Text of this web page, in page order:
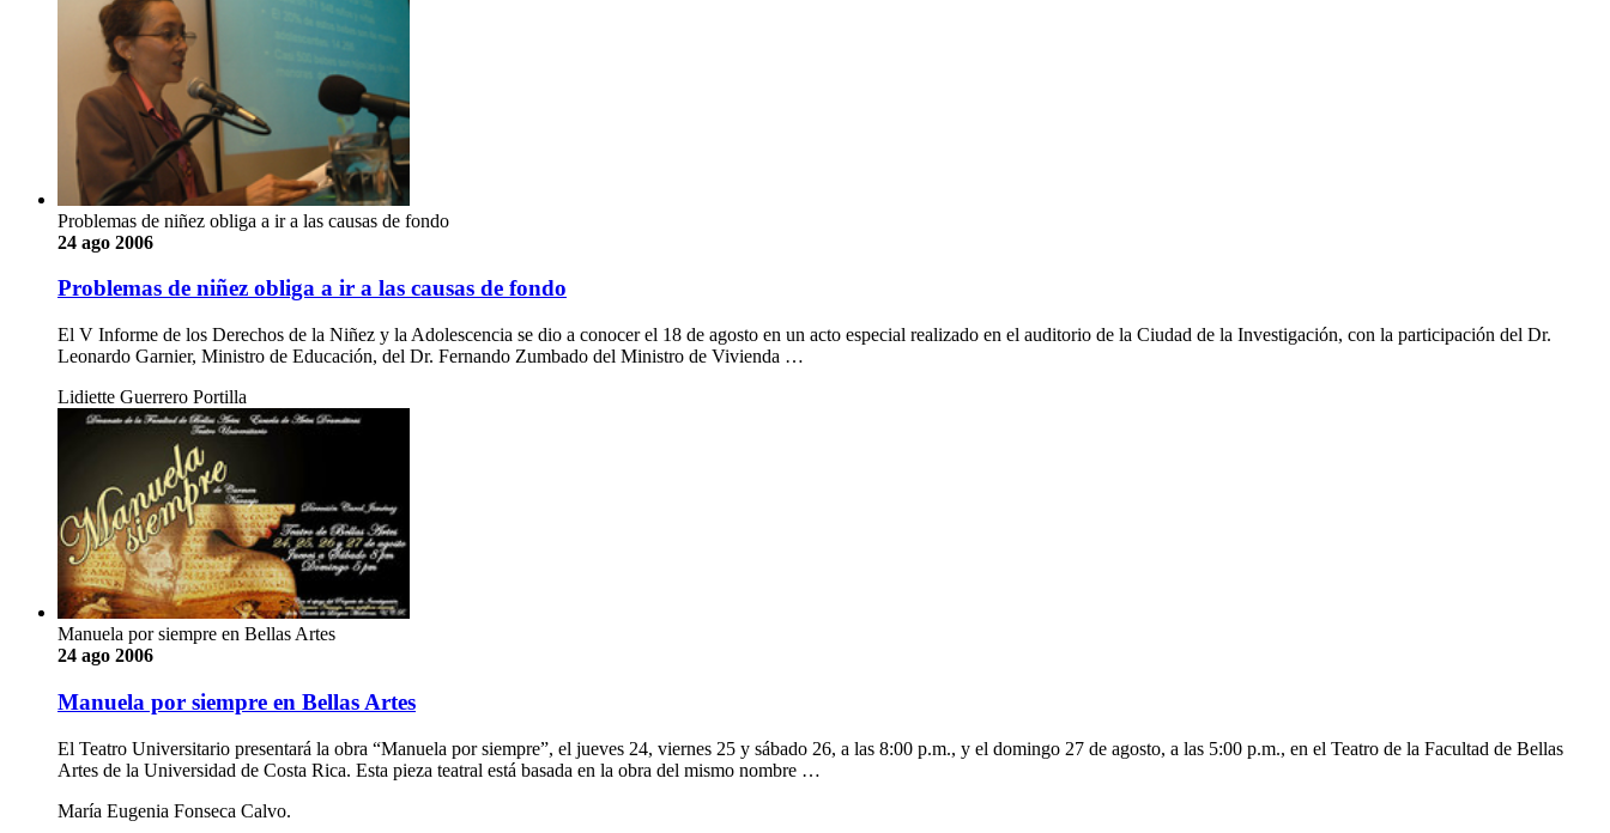
Problemas de niñez obliga a ir a las causas de fondo
24 ago 2006
Problemas de niñez obliga a ir a las causas de fondo
El V Informe de los Derechos de la Niñez y la Adolescencia se dio a conocer el 18 de agosto en un acto especial realizado en el auditorio de la Ciudad de la Investigación, con la participación del Dr.
Leonardo Garnier, Ministro de Educación, del Dr. Fernando Zumbado del Ministro de Vivienda …
Lidiette Guerrero Portilla
Manuela por siempre en Bellas Artes
24 ago 2006
Manuela por siempre en Bellas Artes
El Teatro Universitario presentará la obra “Manuela por siempre”, el jueves 24, viernes 25 y sábado 26, a las 8:00 p.m., y el domingo 27 de agosto, a las 5:00 p.m., en el Teatro de la Facultad de Bellas
Artes de la Universidad de Costa Rica. Esta pieza teatral está basada en la obra del mismo nombre …
María Eugenia Fonseca Calvo.